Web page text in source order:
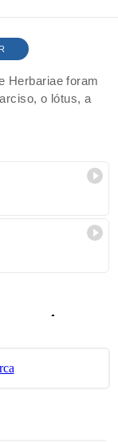
Herbariae foram
o lótus, a